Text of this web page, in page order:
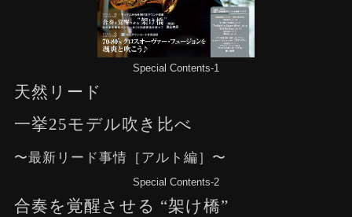
Special Contents-1
天然リード
一挙25モデル吹き比べ
〜最新リード事情［アルト編］〜
Special Contents-2
合奏を覚醒させる “架け橋”